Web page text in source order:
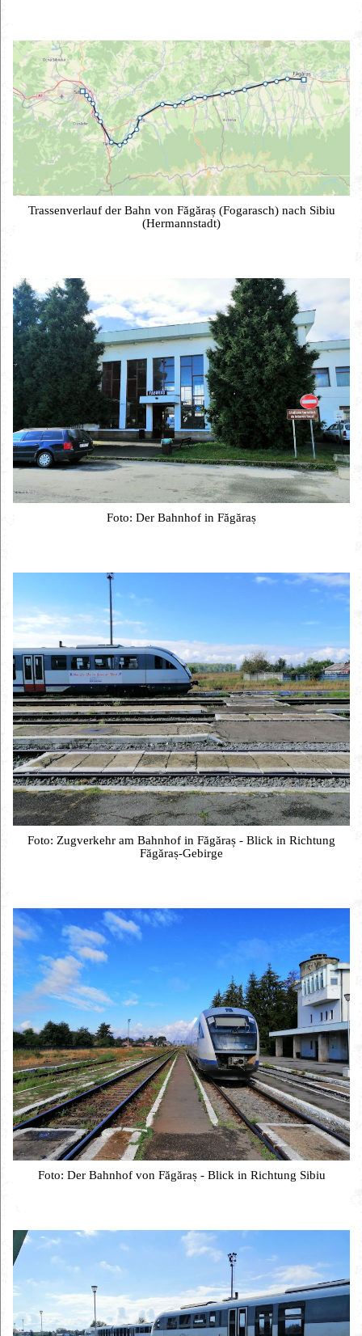
Trassenverlauf der Bahn von Făgăraș (Fogarasch) nach Sibiu
(Hermannstadt)
Foto: Der Bahnhof in Făgăraș
Foto: Zugverkehr am Bahnhof in Făgăraș - Blick in Richtung
Făgăraș-Gebirge
Foto: Der Bahnhof von Făgăraș - Blick in Richtung Sibiu